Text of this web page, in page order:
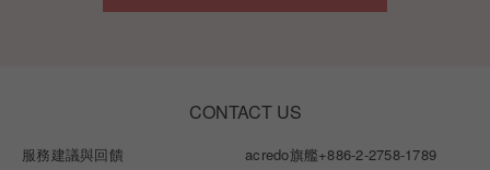
CONTACT US
服務建議與回饋 acredo旗艦+886-2-2758-1789